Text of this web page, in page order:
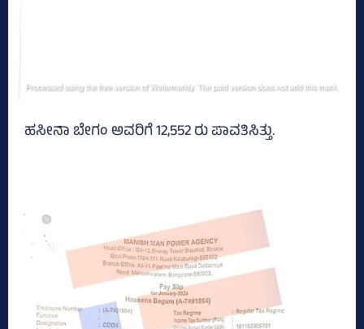
ಹಸೀನಾ ಬೇಗಂ ಅವರಿಗೆ 12,552 ರು ಪಾವತಿಸಿತ್ತು.